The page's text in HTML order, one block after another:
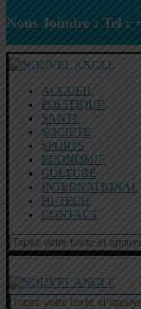
Nous Joindre : Tel :
ACCUEIL
POLITIQUE
SANTE
SOCIETE
SPORTS
ECONOMIE
CULTURE
INTERNATIONAL
HI-TECH
CONTACT